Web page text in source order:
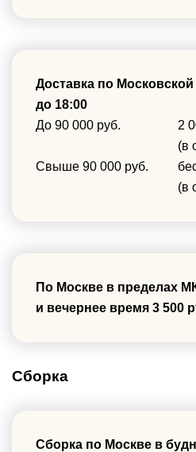
Доставка по Московской
до 18:00
До 90 000 руб.
2
(в
Свыше 90 000 руб.
(в
По Москве в пределах
и вечернее время 3 500
Сборка
Сборка по Москве в